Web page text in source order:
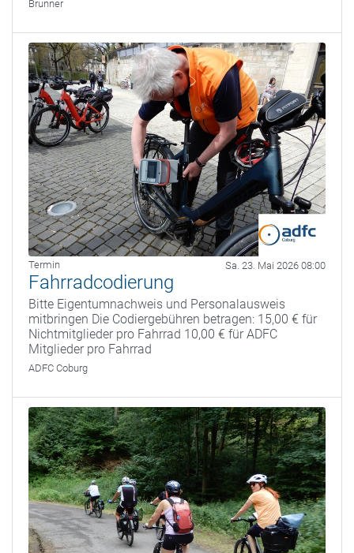
Brunner
Termin Sa. 23. Mai 2026 08:00
Fahrradcodierung
Bitte Eigentumnachweis und Personalausweis
mitbringen Die Codiergebühren betragen: 15,00 € für
Nichtmitglieder pro Fahrrad 10,00 € für ADFC
Mitglieder pro Fahrrad
ADFC Coburg